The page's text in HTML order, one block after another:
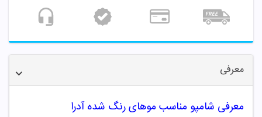
معرفی
معرفی شامپو مناسب موهای رنگ شده آدرا